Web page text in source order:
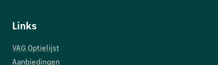
Links
VAG Optielijst
Aanbiedingen